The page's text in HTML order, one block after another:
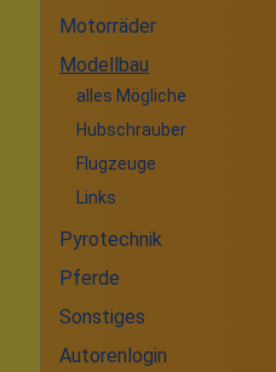
Motorräder
Modellbau
alles Mögliche
Hubschrauber
Flugzeuge
Links
Pyrotechnik
Pferde
Sonstiges
Autorenlogin